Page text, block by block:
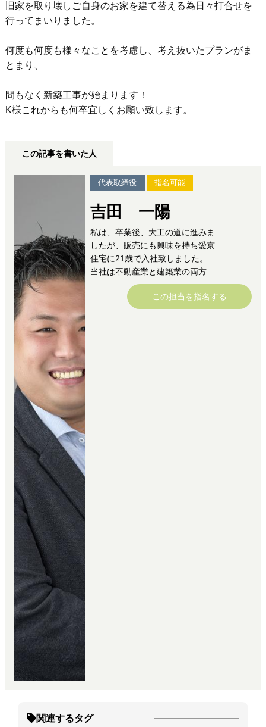
旧家を取り壊しご自身のお家を建て替える為日々打合せを
行ってまいりました。
何度も何度も様々なことを考慮し、考え抜いたプランがま
とまり、
間もなく新築工事が始まります！
K様これからも何卒宜しくお願い致します。
この記事を書いた人
代表取締役 指名可能
吉田 一陽
私は、卒業後、大工の道に進みま
したが、販売にも興味を持ち愛京
住宅に21歳で入社致しました。
当社は不動産業と建築業の両方が
出来る会社で大工時代の経験も生
かしながら営業ができ土地を買っ
て頂いたお客様の住まいも沢山受
この担当を指名する
関連するタグ